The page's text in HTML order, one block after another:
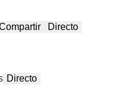
Directo
Directo